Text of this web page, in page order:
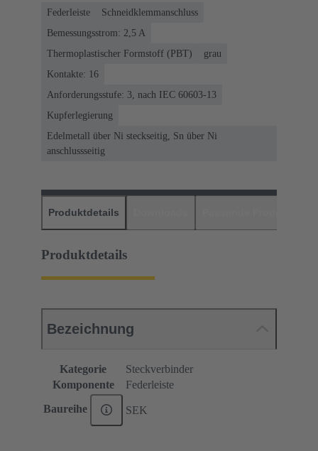
Federleiste
Schneidklemmanschluss
Bemessungsstrom: ‌2,5 A
Thermoplastischer Formstoff (PBT)
grau
Kontakte: 16
Anforderungsstufe: 3, nach IEC 60603-13
Kupferlegierung
Edelmetall über Ni steckseitig, Sn über Ni
anschlussseitig
Produktdetails
Produktdetails
Bezeichnung
Kategorie
Steckverbinder
Komponente
Federleiste
Baureihe SEK